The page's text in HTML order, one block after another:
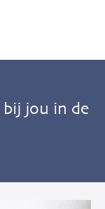
bij jou in de